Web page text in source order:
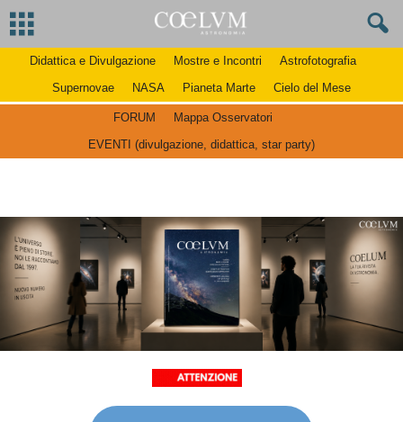
Didattica e Divulgazione Mostre e Incontri
Astrofotografia
Supernovae
NASA Pianeta Marte Cielo del Mese
FORUM
Mappa Osservatori
EVENTI (divulgazione, didattica, star party)